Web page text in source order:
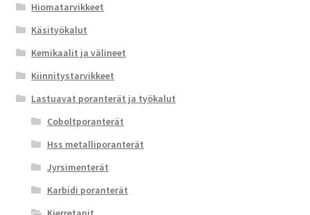
Hiomatarvikkeet
Käsityökalut
Kemikaalit ja välineet
Kiinnitystarvikkeet
Lastuavat poranterät ja työkalut
Coboltporanterät
Hss metalliporanterät
Jyrsimenterät
Karbidi poranterät